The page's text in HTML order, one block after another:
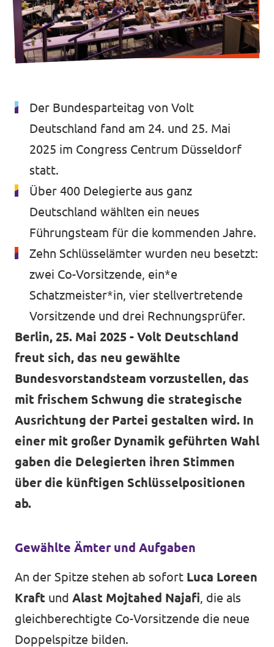
Transparenz
Impressum
Der Bundesparteitag von Volt
Deutschland fand am 24. und 25. Mai
2025 im Congress Centrum Düsseldorf
statt.
Über 400 Delegierte aus ganz
Deutschland wählten ein neues
Führungsteam für die kommenden Jahre.
Zehn Schlüsselämter wurden neu besetzt:
zwei Co-Vorsitzende, ein*e
Schatzmeister*in, vier stellvertretende
Vorsitzende und drei Rechnungsprüfer.
Berlin, 25. Mai 2025 - Volt Deutschland
freut sich, das neu gewählte
Bundesvorstandsteam vorzustellen, das
mit frischem Schwung die strategische
Ausrichtung der Partei gestalten wird. In
einer mit großer Dynamik geführten Wahl
gaben die Delegierten ihren Stimmen
über die künftigen Schlüsselpositionen
ab.
Gewählte Ämter und Aufgaben
An der Spitze stehen ab sofort Luca Loreen
Kraft und Alast Mojtahed Najafi, die als
gleichberechtigte Co-Vorsitzende die neue
Doppelspitze bilden.